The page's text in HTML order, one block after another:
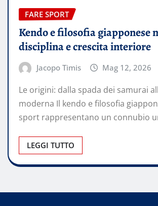
FARE SPORT
Kendo e filosofia giapponese
disciplina e crescita interiore
Jacopo Timis Mag 12, 2026
Le origini: dalla spada dei samurai
moderna Il kendo e filosofia
sport rappresentano un connubio
LEGGI TUTTO